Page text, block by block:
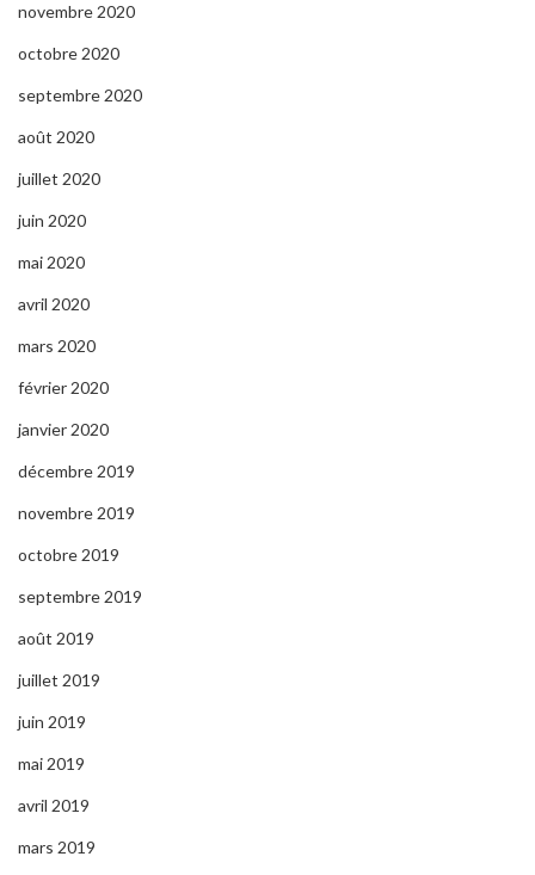
novembre 2020
octobre 2020
septembre 2020
août 2020
juillet 2020
juin 2020
mai 2020
avril 2020
mars 2020
février 2020
janvier 2020
décembre 2019
novembre 2019
octobre 2019
septembre 2019
août 2019
juillet 2019
juin 2019
mai 2019
avril 2019
mars 2019